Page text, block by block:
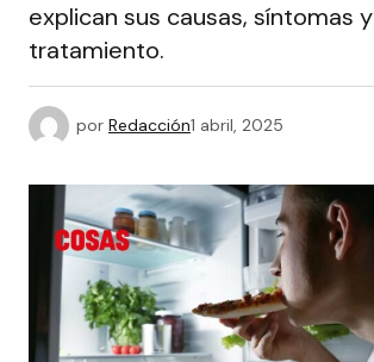
explican sus causas, síntomas y
tratamiento.
por Redacción1 abril, 2025